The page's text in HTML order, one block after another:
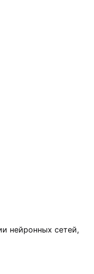
нейронных сетей,